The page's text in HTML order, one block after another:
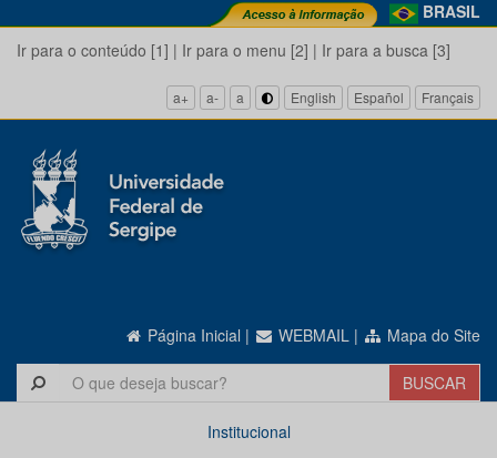
BRASIL
Ir para o conteúdo [1] | Ir para o menu [2] | Ir para a busca [3]
a+ a- a English Español Français
Página Inicial | WEBMAIL | Mapa do Site
Institucional